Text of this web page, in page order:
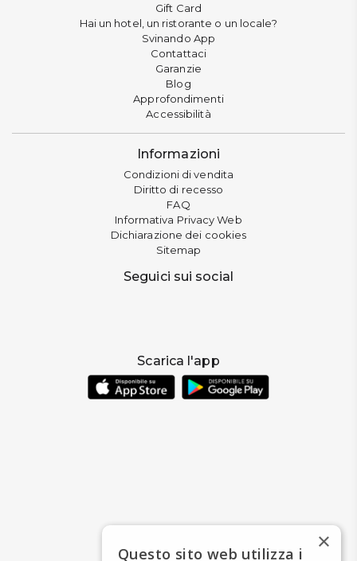
Gift Card
Hai un hotel, un ristorante o un locale?
Svinando App
Contattaci
Garanzie
Blog
Approfondimenti
Accessibilità
Informazioni
Condizioni di vendita
Diritto di recesso
FAQ
Informativa Privacy Web
Dichiarazione dei cookies
Sitemap
Seguici sui social
Scarica l'app
×
Questo sito web utilizza i